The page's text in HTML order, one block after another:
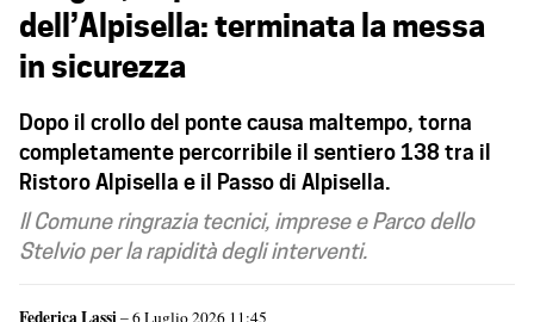
dell’Alpisella: terminata la messa
in sicurezza
Dopo il crollo del ponte causa maltempo, torna
completamente percorribile il sentiero 138 tra il
Ristoro Alpisella e il Passo di Alpisella.
Il Comune ringrazia tecnici, imprese e Parco dello
Stelvio per la rapidità degli interventi.